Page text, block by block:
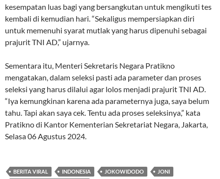
kesempatan luas bagi yang bersangkutan untuk mengikuti tes
kembali di kemudian hari. “Sekaligus mempersiapkan diri
untuk memenuhi syarat mutlak yang harus dipenuhi sebagai
prajurit TNI AD,” ujarnya.
Sementara itu, Menteri Sekretaris Negara Pratikno
mengatakan, dalam seleksi pasti ada parameter dan proses
seleksi yang harus dilalui agar lolos menjadi prajurit TNI AD.
“Iya kemungkinan karena ada parameternya juga, saya belum
tahu. Tapi akan saya cek. Tentu ada proses seleksinya,” kata
Pratikno di Kantor Kementerian Sekretariat Negara, Jakarta,
Selasa 06 Agustus 2024.
BERITA VIRAL INDONESIA JOKOWIDODO
JONI